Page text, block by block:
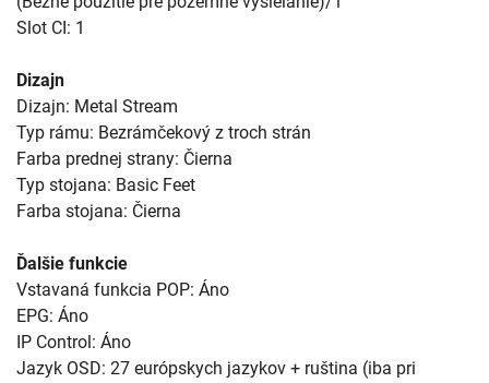
Slot CI: 1
Dizajn
Dizajn: Metal Stream
Typ rámu: Bezrámčekový z troch strán
Farba prednej strany: Čierna
Typ stojana: Basic Feet
Farba stojana: Čierna
Ďalšie funkcie
Vstavaná funkcia POP: Áno
EPG: Áno
IP Control: Áno
Jazyk OSD: 27 európskych jazykov + ruština (iba pri